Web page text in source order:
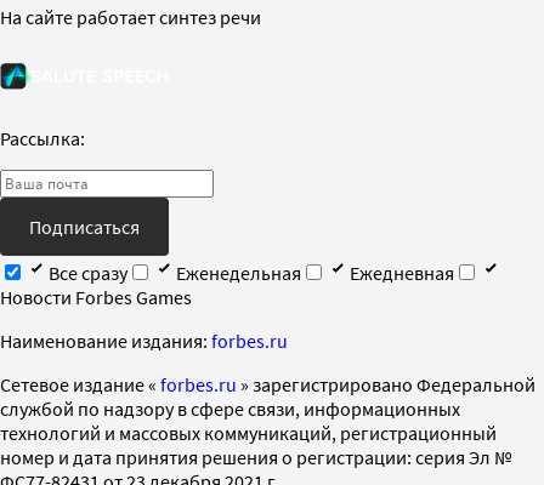
На сайте работает синтез речи
Рассылка:
Подписаться
Все сразу
Еженедельная
Ежедневная
Новости Forbes Games
Наименование издания: forbes.ru
Cетевое издание « forbes.ru » зарегистрировано Федеральной
службой по надзору в сфере связи, информационных
технологий и массовых коммуникаций, регистрационный
номер и дата принятия решения о регистрации: серия Эл №